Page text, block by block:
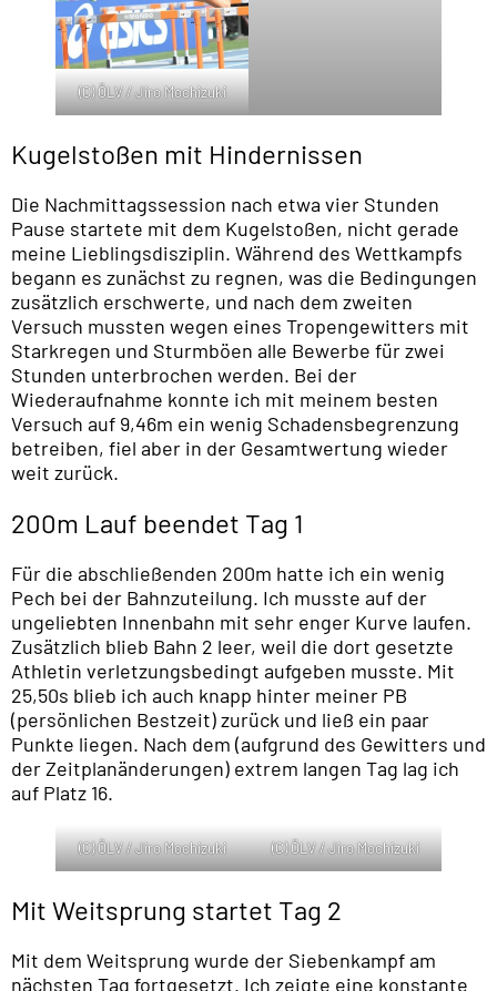
(C) ÖLV / Jiro Mochizuki
Kugelstoßen mit Hindernissen
Die Nachmittagssession nach etwa vier Stunden
Pause startete mit dem Kugelstoßen, nicht gerade
meine Lieblingsdisziplin. Während des Wettkampfs
begann es zunächst zu regnen, was die Bedingungen
zusätzlich erschwerte, und nach dem zweiten
Versuch mussten wegen eines Tropengewitters mit
Starkregen und Sturmböen alle Bewerbe für zwei
Stunden unterbrochen werden. Bei der
Wiederaufnahme konnte ich mit meinem besten
Versuch auf 9,46m ein wenig Schadensbegrenzung
betreiben, fiel aber in der Gesamtwertung wieder
weit zurück.
200m Lauf beendet Tag 1
Für die abschließenden 200m hatte ich ein wenig
Pech bei der Bahnzuteilung. Ich musste auf der
ungeliebten Innenbahn mit sehr enger Kurve laufen.
Zusätzlich blieb Bahn 2 leer, weil die dort gesetzte
Athletin verletzungsbedingt aufgeben musste. Mit
25,50s blieb ich auch knapp hinter meiner PB
(persönlichen Bestzeit) zurück und ließ ein paar
Punkte liegen. Nach dem (aufgrund des Gewitters und
der Zeitplanänderungen) extrem langen Tag lag ich
auf Platz 16.
(C) ÖLV / Jiro Mochizuki (C) ÖLV / Jiro Mochizuki
Mit Weitsprung startet Tag 2
Mit dem Weitsprung wurde der Siebenkampf am
nächsten Tag fortgesetzt. Ich zeigte eine konstante